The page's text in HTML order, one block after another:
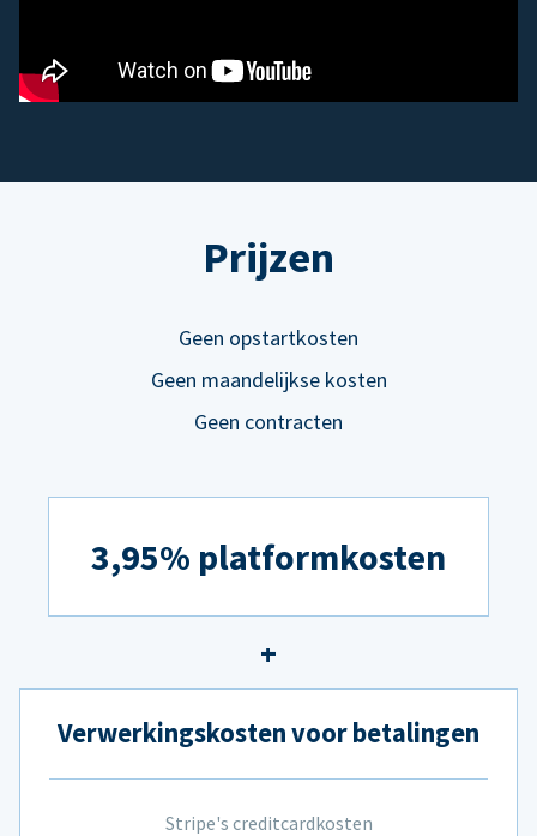
Prijzen
Geen opstartkosten
Geen maandelijkse kosten
Geen contracten
3,95% platformkosten
Verwerkingskosten voor betalingen
Stripe's creditcardkosten